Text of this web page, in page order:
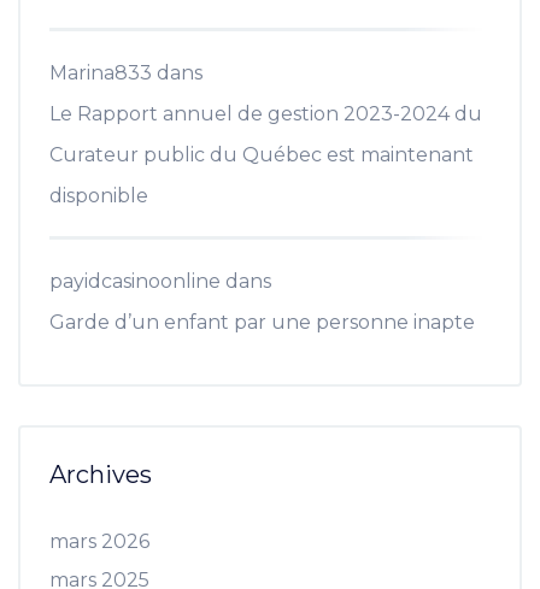
Marina833 dans
Le Rapport annuel de gestion 2023-2024 du
Curateur public du Québec est maintenant
disponible
payidcasinoonline dans
Garde d’un enfant par une personne inapte
Archives
mars 2026
mars 2025